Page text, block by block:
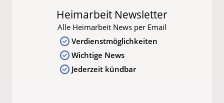
Heimarbeit Newsletter
Alle Heimarbeit News per Email
Verdienstmöglichkeiten
Wichtige News
Jederzeit kündbar